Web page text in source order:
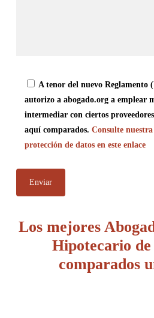
A tenor del nuevo Reglamento
autorizo a abogado.org a emplear
intermediar con ciertos
aquí comparados. Consulte
protección de datos en este enlace
Los mejores
Hipotecario
comparados